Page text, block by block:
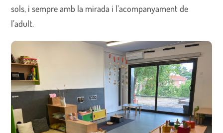
sols, i sempre amb la mirada i l’acompanyament de
l’adult.